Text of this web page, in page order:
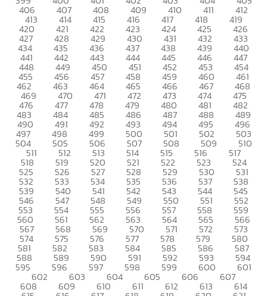
406 407 408 409 410 411 412
413 414 415 416 417 418 419
420 421 422 423 424 425 426
427 428 429 430 431 432 433
434 435 436 437 438 439 440
441 442 443 444 445 446 447
448 449 450 451 452 453 454
455 456 457 458 459 460 461
462 463 464 465 466 467 468
469 470 471 472 473 474 475
476 477 478 479 480 481 482
483 484 485 486 487 488 489
490 491 492 493 494 495 496
497 498 499 500 501 502 503
504 505 506 507 508 509 510
511 512 513 514 515 516 517
518 519 520 521 522 523 524
525 526 527 528 529 530 531
532 533 534 535 536 537 538
539 540 541 542 543 544 545
546 547 548 549 550 551 552
553 554 555 556 557 558 559
560 561 562 563 564 565 566
567 568 569 570 571 572 573
574 575 576 577 578 579 580
581 582 583 584 585 586 587
588 589 590 591 592 593 594
595 596 597 598 599 600 601
602 603 604 605 606 607
608 609 610 611 612 613 614